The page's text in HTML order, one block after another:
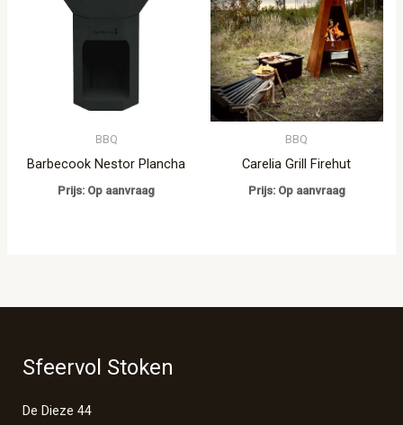
BBQ
Barbecook Nestor Plancha
Prijs: Op aanvraag
BBQ
Carelia Grill Firehut
Prijs: Op aanvraag
Sfeervol Stoken
De Dieze 44